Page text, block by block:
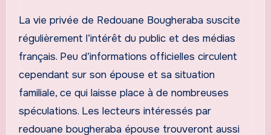
La vie privée de Redouane Bougheraba suscite
régulièrement l’intérêt du public et des médias
français. Peu d’informations officielles circulent
cependant sur son épouse et sa situation
familiale, ce qui laisse place à de nombreuses
spéculations. Les lecteurs intéressés par
redouane bougheraba épouse trouveront aussi